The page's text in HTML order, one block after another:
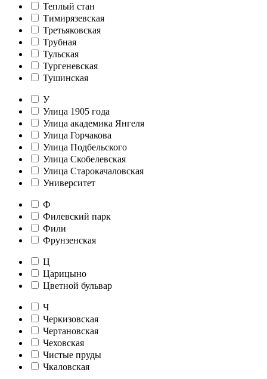
Теплый стан
Тимирязевская
Третьяковская
Трубная
Тульская
Тургеневская
Тушинская
У
Улица 1905 года
Улица академика Янгеля
Улица Горчакова
Улица Подбельского
Улица Скобелевская
Улица Старокачаловская
Университет
Ф
Филевский парк
Фили
Фрунзенская
Ц
Царицыно
Цветной бульвар
Ч
Черкизовская
Чертановская
Чеховская
Чистые пруды
Чкаловская